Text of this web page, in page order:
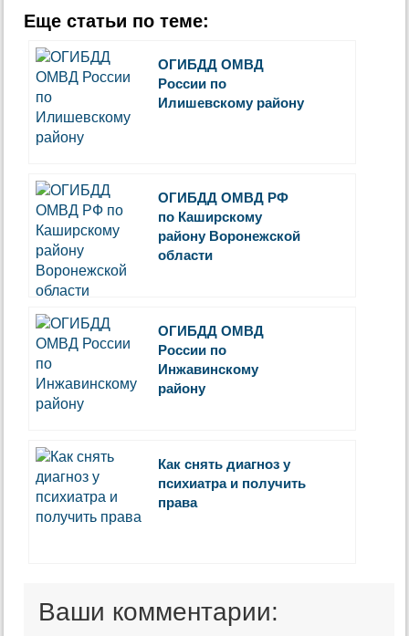
Еще статьи по теме:
ОГИБДД ОМВД
России по
Илишевскому району
ОГИБДД ОМВД РФ
по Каширскому
району Воронежской
области
ОГИБДД ОМВД
России по
Инжавинскому
району
Как снять диагноз у
психиатра и получить
права
Ваши комментарии: